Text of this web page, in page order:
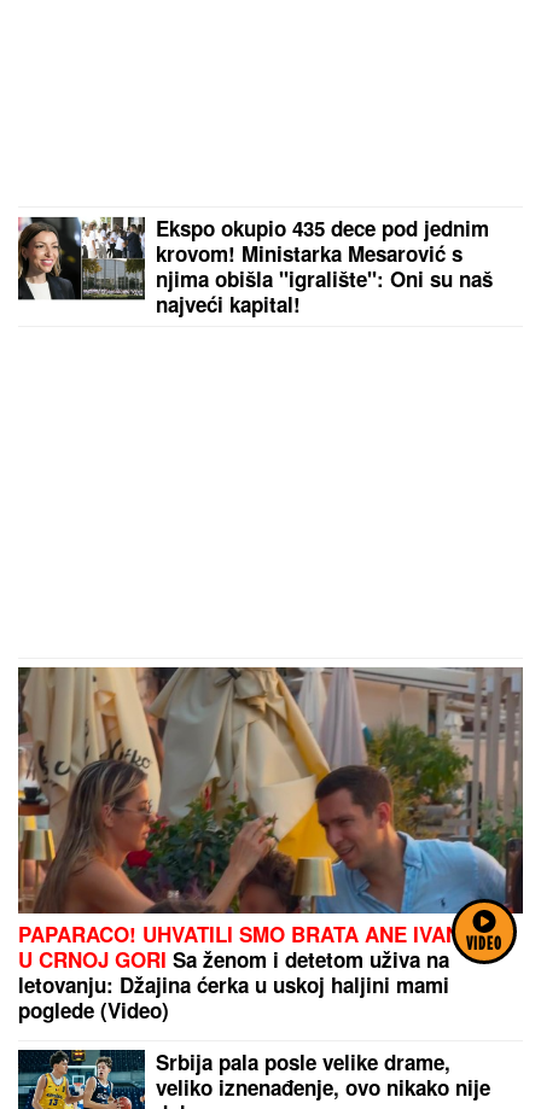
VIDEO
Ekspo okupio 435 dece pod jednim
krovom! Ministarka Mesarović s
njima obišla "igralište": Oni su naš
najveći kapital!
PAPARACO! UHVATILI SMO BRATA ANE IVANOVIĆ
U CRNOJ GORI Sa ženom i detetom uživa na
letovanju: Džajina ćerka u uskoj haljini mami
poglede (Video)
Srbija pala posle velike drame,
veliko iznenađenje, ovo nikako nije